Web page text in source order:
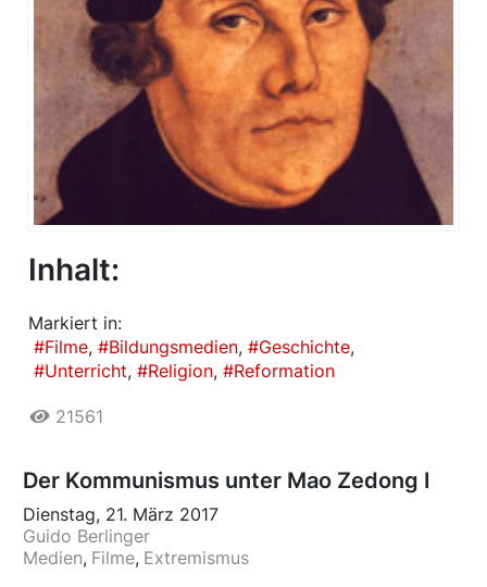
Inhalt:
Markiert in:
Filme
Bildungsmedien
Geschichte
Unterricht
Religion Reformation
21561
Der Kommunismus unter Mao Zedong I
Dienstag, 21. März 2017
Guido Berlinger
Medien Filme Extremismus